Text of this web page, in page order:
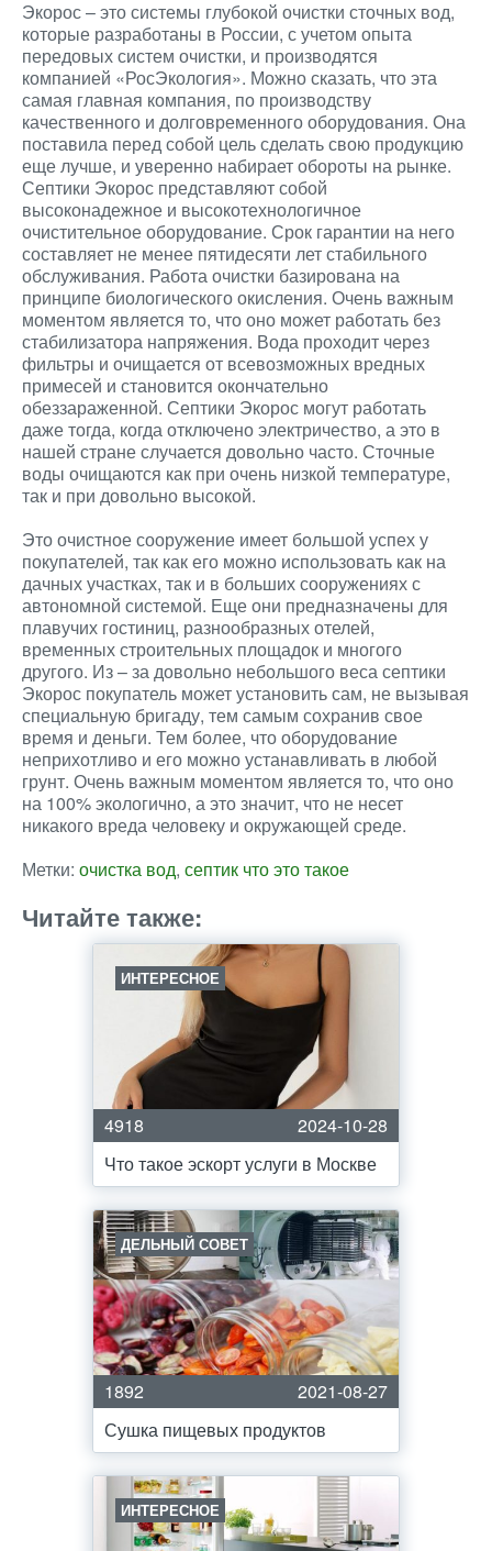
Экорос – это системы глубокой очистки сточных вод,
которые разработаны в России, с учетом опыта
передовых систем очистки, и производятся
компанией «РосЭкология». Можно сказать, что эта
самая главная компания, по производству
качественного и долговременного оборудования. Она
поставила перед собой цель сделать свою продукцию
еще лучше, и уверенно набирает обороты на рынке.
Септики Экорос представляют собой
высоконадежное и высокотехнологичное
очистительное оборудование. Срок гарантии на него
составляет не менее пятидесяти лет стабильного
обслуживания. Работа очистки базирована на
принципе биологического окисления. Очень важным
моментом является то, что оно может работать без
стабилизатора напряжения. Вода проходит через
фильтры и очищается от всевозможных вредных
примесей и становится окончательно
обеззараженной. Септики Экорос могут работать
даже тогда, когда отключено электричество, а это в
нашей стране случается довольно часто. Сточные
воды очищаются как при очень низкой температуре,
так и при довольно высокой.
Это очистное сооружение имеет большой успех у
покупателей, так как его можно использовать как на
дачных участках, так и в больших сооружениях с
автономной системой. Еще они предназначены для
плавучих гостиниц, разнообразных отелей,
временных строительных площадок и многого
другого. Из – за довольно небольшого веса септики
Экорос покупатель может установить сам, не вызывая
специальную бригаду, тем самым сохранив свое
время и деньги. Тем более, что оборудование
неприхотливо и его можно устанавливать в любой
грунт. Очень важным моментом является то, что оно
на 100% экологично, а это значит, что не несет
никакого вреда человеку и окружающей среде.
Метки: очистка вод, септик что это такое
Читайте также:
ИНТЕРЕСНОЕ
4918
2024-10-28
Что такое эскорт услуги в Москве
ДЕЛЬНЫЙ СОВЕТ
1892
2021-08-27
Сушка пищевых продуктов
ИНТЕРЕСНОЕ